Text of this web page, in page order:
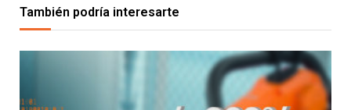
También podría interesarte